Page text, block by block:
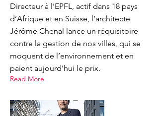
Directeur à l’EPFL, actif dans 18 pays
d’Afrique et en Suisse, l’architecte
Jérôme Chenal lance un réquisitoire
contre la gestion de nos villes, qui se
moquent de l’environnement et en
paient aujourd’hui le prix.
Read More